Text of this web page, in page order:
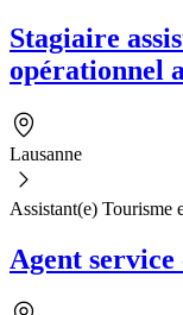
Stagiaire
opérationnel
Lausanne
Assistant(e) Tourisme
Agent